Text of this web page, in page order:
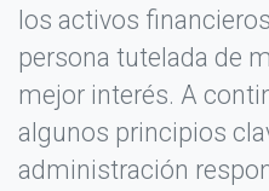
los activos
persona tutelada de
mejor interés. A
algunos principios
administración